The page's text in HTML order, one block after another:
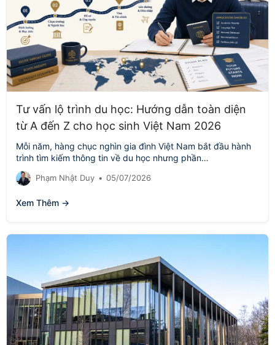
Tư vấn lộ trình du học: Hướng dẫn toàn diện
từ A đến Z cho học sinh Việt Nam 2026
Mỗi năm, hàng chục nghìn gia đình Việt Nam bắt đầu hành
trình tìm kiếm thông tin về du học nhưng phần…
Phạm Nhật Duy • 05/07/2026
Xem Thêm →